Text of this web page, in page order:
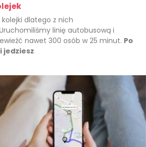
dlatego z nich
linię autobusową i
nawet 300 osób w 25 minut. Po
jedziesz